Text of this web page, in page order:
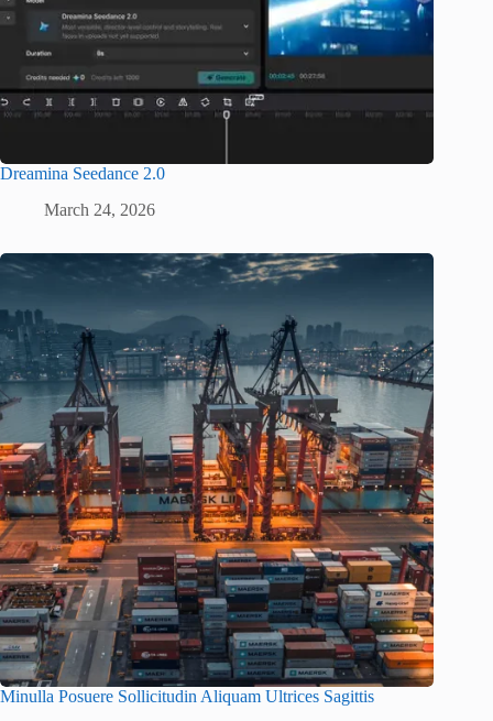
Dreamina Seedance 2.0
March 24, 2026
Minulla Posuere Sollicitudin Aliquam Ultrices Sagittis